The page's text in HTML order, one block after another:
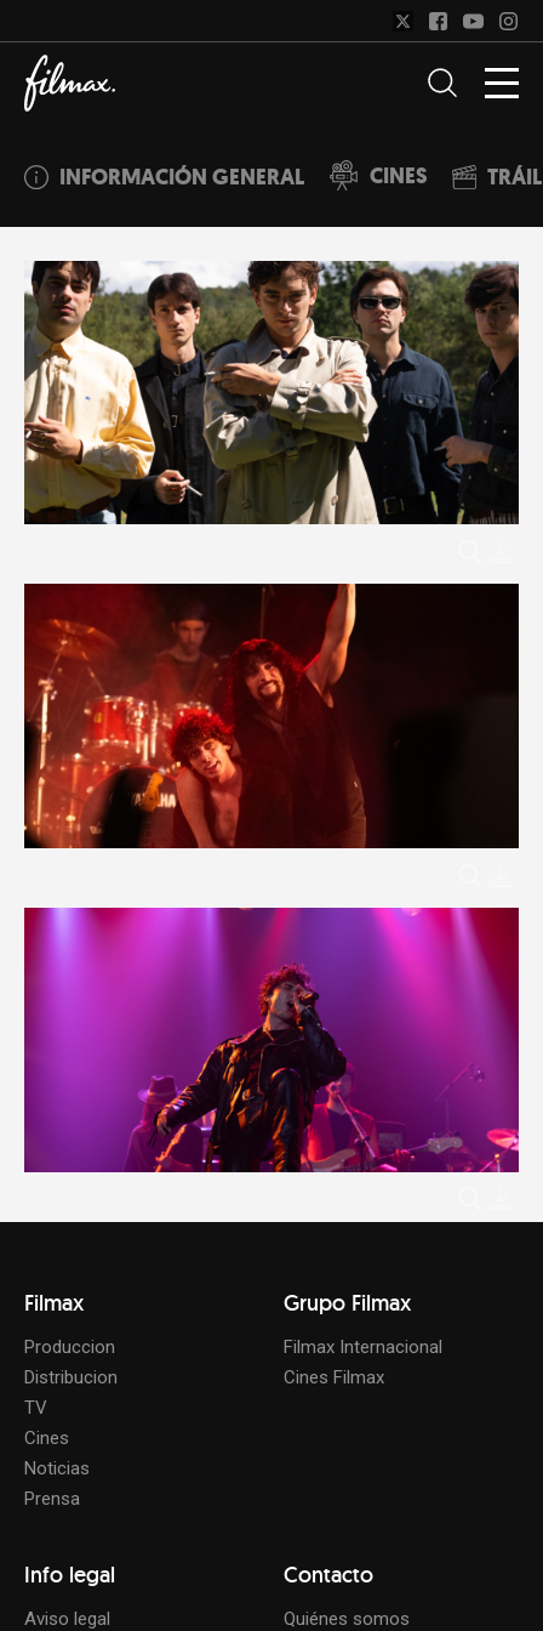
INFORMACIÓN GENERAL CINES
Filmax
Produccion
Distribucion
TV
Cines
Noticias
Prensa
Grupo Filmax
Filmax Internacional
Cines Filmax
Info legal
Aviso legal
Contacto
Quiénes somos